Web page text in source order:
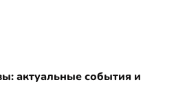
актуальные события и